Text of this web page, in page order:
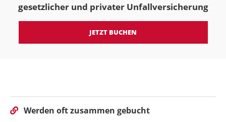
gesetzlicher und privater Unfallversicherung
JETZT BUCHEN
Werden oft zusammen gebucht